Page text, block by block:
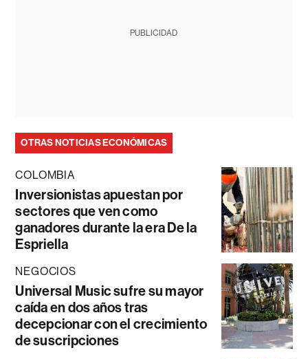
PUBLICIDAD
OTRAS NOTICIAS ECONÓMICAS
COLOMBIA
Inversionistas apuestan por
sectores que ven como
ganadores durante la era De la
Espriella
NEGOCIOS
Universal Music sufre su mayor
caída en dos años tras
decepcionar con el crecimiento
de suscripciones